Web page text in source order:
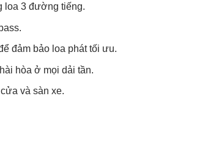
loa 3 đường tiếng.
đảm bảo loa phát tối ưu.
hòa ở mọi dải tần.
và sàn xe.